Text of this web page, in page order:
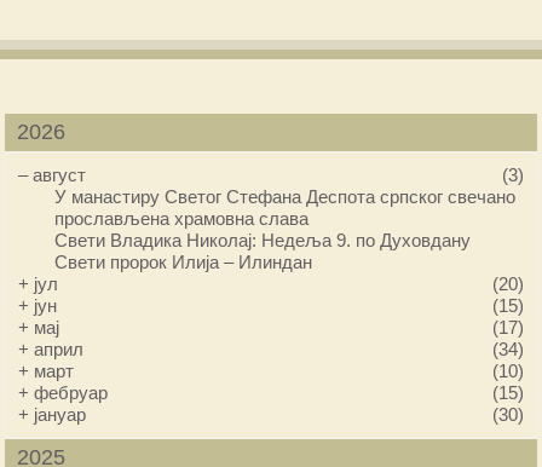
2026
–август
(3)
У манастиру Светог Стефана Деспота српског свечано
прослављена храмовна слава
Свети Владика Николај: Недеља 9. по Духовдану
Свети пророк Илија – Илиндан
+ јул
(20)
+ јун
(15)
+ мај
(17)
+април
(34)
+ март
(10)
+фебруар
(15)
+ јануар (30)
2025